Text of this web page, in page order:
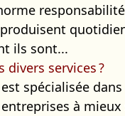
ils sont...
services ?
spécialisée
à